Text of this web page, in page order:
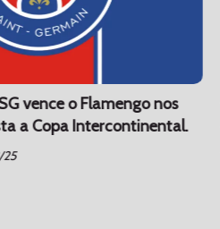
vence o Flamengo nos
a Copa Intercontinental.
25